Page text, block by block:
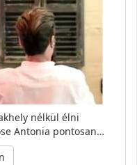
nélkül élni
Antonia pontosan…